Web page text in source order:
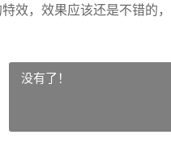
效，效果应该还是不错的，
没有了！